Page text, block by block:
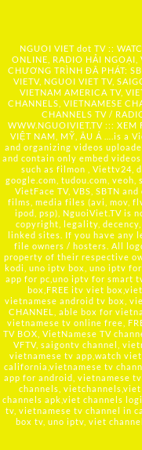
NGUOI VIET dot TV ::
ONLINE, RADIO HẢI NGOẠI,
CHƯƠNG TRÌNH ĐÃ PHÁT:
VIETV, NGUOI VIET TV,
VIETNAM AMERICA TV,
CHANNELS, VIETNAMESE
CHANNELS TV /
WWW.NGUOIVIET.TV ::: XEM
VIỆT NAM, MỸ, ÂU Á ….is a
and organizing videos
and contain only embed
such as filmon , Viettv24,
google.com, tudou.com, veoh,
VietFace TV, VBS, SBTN
films, media files (avi, mov,
ipod, psp), NguoiViet.TV is
copyright, legality,
linked sites. If you have any
file owners / hosters. All
property of their respective
kodi, uno iptv box, uno iptv
app for pc,uno iptv for smart
box,FREE itv viet
vietnamese android tv box,
CHANNEL, able box for
vietnamese tv online free,
TV BOX, VietNamese TV
VFTV, saigontv channel,
vietnamese tv app,watch
california,vietnamese tv
app for android, vietnamese
channels,
channels apk,viet channels
tv, vietnamese tv channel in
box tv, uno iptv, viet